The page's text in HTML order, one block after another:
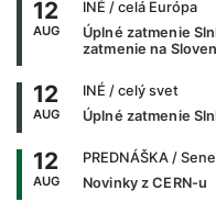
12
AUG
INÉ / celá Európa
Úplné zatmenie
zatmenie na
12
AUG
INÉ / celý svet
Úplné zatmenie
12
AUG
PREDNÁŠKA /
Novinky z CERN-u